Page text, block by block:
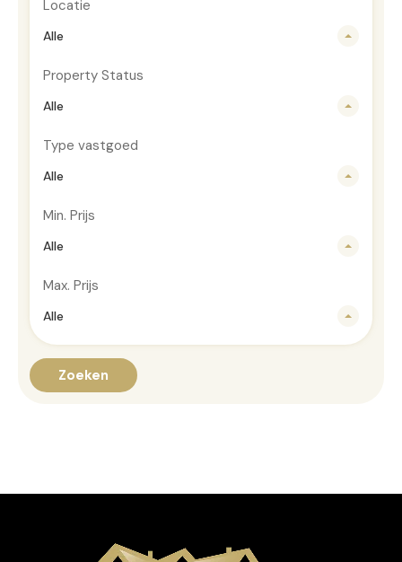
Locatie
Alle
Property Status
Alle
Type vastgoed
Alle
Min. Prijs
Alle
Max. Prijs
Alle
Zoeken